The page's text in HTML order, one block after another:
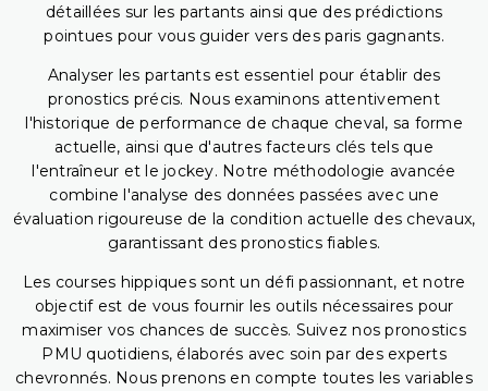
détaillées sur les partants ainsi que des prédictions
pointues pour vous guider vers des paris gagnants.
Analyser les partants est essentiel pour établir des
pronostics précis. Nous examinons attentivement
l'historique de performance de chaque cheval, sa forme
actuelle, ainsi que d'autres facteurs clés tels que
l'entraîneur et le jockey. Notre méthodologie avancée
combine l'analyse des données passées avec une
évaluation rigoureuse de la condition actuelle des chevaux,
garantissant des pronostics fiables.
Les courses hippiques sont un défi passionnant, et notre
objectif est de vous fournir les outils nécessaires pour
maximiser vos chances de succès. Suivez nos pronostics
PMU quotidiens, élaborés avec soin par des experts
chevronnés. Nous prenons en compte toutes les variables